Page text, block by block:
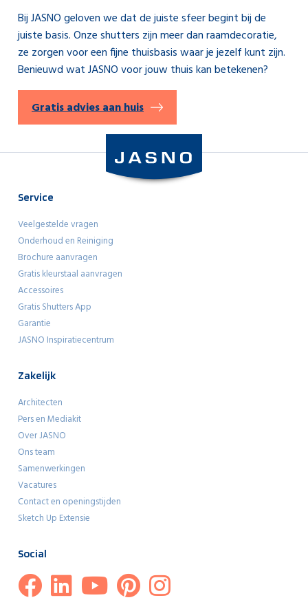
Bij JASNO geloven we dat de juiste sfeer begint bij de
juiste basis. Onze shutters zijn meer dan raamdecoratie,
ze zorgen voor een fijne thuisbasis waar je jezelf kunt zijn.
Benieuwd wat JASNO voor jouw thuis kan betekenen?
Gratis advies aan huis
Service
Veelgestelde vragen
Onderhoud en Reiniging
Brochure aanvragen
Gratis kleurstaal aanvragen
Accessoires
Gratis Shutters App
Garantie
JASNO Inspiratiecentrum
Zakelijk
Architecten
Pers en Mediakit
Over JASNO
Ons team
Samenwerkingen
Vacatures
Contact en openingstijden
Sketch Up Extensie
Social